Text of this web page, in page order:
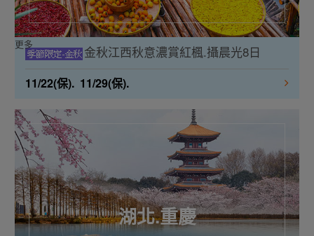
金秋江西秋意濃賞紅楓.攝晨光8日
11/22(保). 11/29(保).
更多
湖北.重慶